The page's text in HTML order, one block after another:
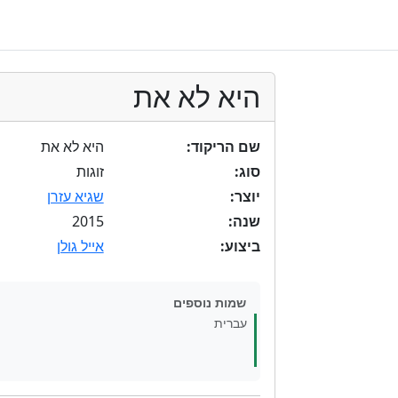
היא לא את
שם הריקוד:
היא לא את
סוג:
זוגות
יוצר:
שגיא עזרן
שנה:
2015
ביצוע:
אייל גולן
שמות נוספים
עברית